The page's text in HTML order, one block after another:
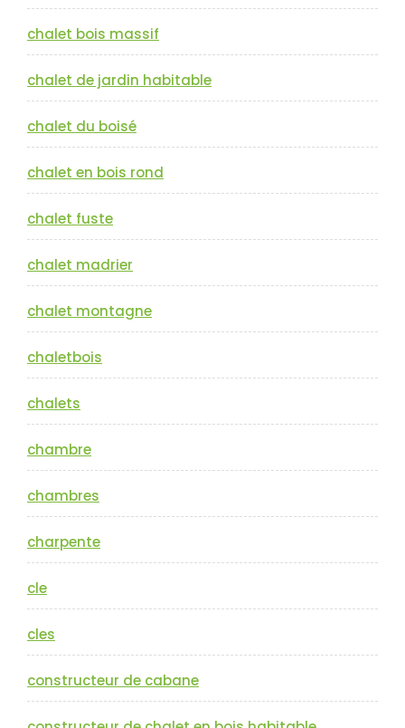
chalet bois massif
chalet de jardin habitable
chalet du boisé
chalet en bois rond
chalet fuste
chalet madrier
chalet montagne
chaletbois
chalets
chambre
chambres
charpente
cle
cles
constructeur de cabane